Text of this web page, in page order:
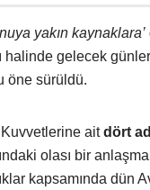
yakın kaynaklara’
halinde gelecek
öne sürüldü.
Kuvvetlerine aitdört
olası bir
kapsamında dün